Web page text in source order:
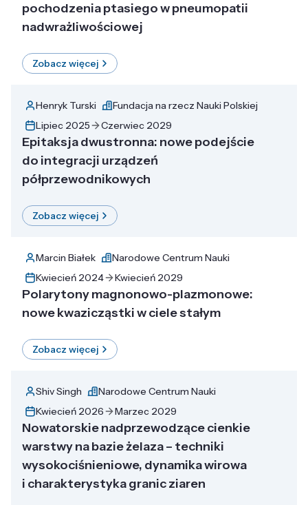
pochodzenia ptasiego w pneumopatii
nadwrażliwościowej
Zobacz więcej
Epitaksja dwustronna: nowe podejście
do integracji urządzeń
półprzewodnikowych
Zobacz więcej
Henryk Turski
Fundacja na rzecz Nauki Polskiej
Lipiec 2025
Czerwiec 2029
Polarytony magnonowo-plazmonowe:
nowe kwazicząstki w ciele stałym
Zobacz więcej
Marcin Białek
Narodowe Centrum Nauki
Kwiecień 2024
Kwiecień 2029
Nowatorskie nadprzewodzące cienkie
warstwy na bazie żelaza – techniki
wysokociśnieniowe, dynamika wirowa
i charakterystyka granic ziaren
Shiv Singh
Narodowe Centrum Nauki
Kwiecień 2026
Marzec 2029